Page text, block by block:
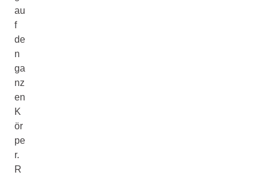
au
f
de
n
ga
nz
en
K
ör
pe
r.
R